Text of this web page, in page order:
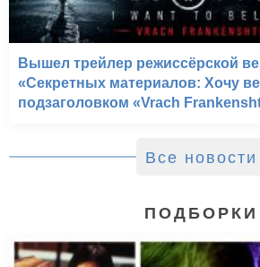
Вышел трейлер режиссёрской
«Секретных материалов: Хочу
подзаголовком «Vrach
Все новости
ПОДБОРКИ